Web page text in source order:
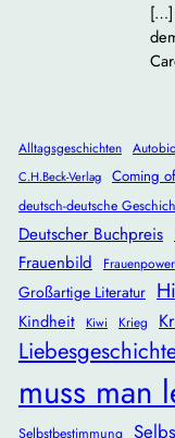
[…]
Alltagsgeschichten
C.H.Beck-Verlag Coming
deutsch-deutsche
Deutscher Buchpreis
Frauenbild Frauenpower
Großartige Literatur
Kindheit Kiwi Krieg
muss man
Selbstbestimmung